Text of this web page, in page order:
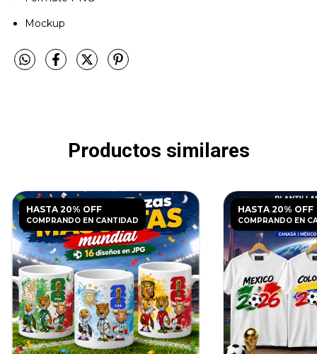
Mockup
Productos similares
HASTA 20% OFF
COMPRANDO EN CANTIDAD
HASTA 20% OFF
COMPRANDO EN